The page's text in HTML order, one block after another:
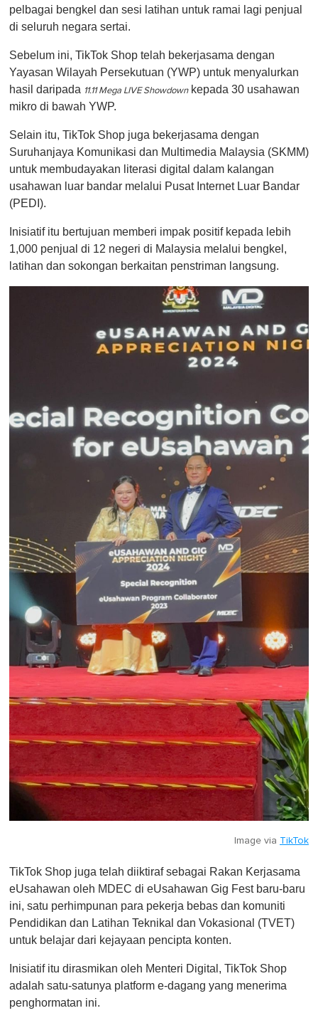
pelbagai bengkel dan sesi latihan untuk ramai lagi penjual
di seluruh negara sertai.
Sebelum ini, TikTok Shop telah bekerjasama dengan
Yayasan Wilayah Persekutuan (YWP) untuk menyalurkan
hasil daripada 11.11 Mega LIVE Showdownkepada 30 usahawan
mikro di bawah YWP.
Selain itu, TikTok Shop juga bekerjasama dengan
Suruhanjaya Komunikasi dan Multimedia Malaysia (SKMM)
untuk membudayakan literasi digital dalam kalangan
usahawan luar bandar melalui Pusat Internet Luar Bandar
(PEDI).
Inisiatif itu bertujuan memberi impak positif kepada lebih
1,000 penjual di 12 negeri di Malaysia melalui bengkel,
latihan dan sokongan berkaitan penstriman langsung.
Image via TikTok
TikTok Shop juga telah diiktiraf sebagai Rakan Kerjasama
eUsahawan oleh MDEC di eUsahawan Gig Fest baru-baru
ini, satu perhimpunan para pekerja bebas dan komuniti
Pendidikan dan Latihan Teknikal dan Vokasional (TVET)
untuk belajar dari kejayaan pencipta konten.
Inisiatif itu dirasmikan oleh Menteri Digital, TikTok Shop
adalah satu-satunya platform e-dagang yang menerima
penghormatan ini.